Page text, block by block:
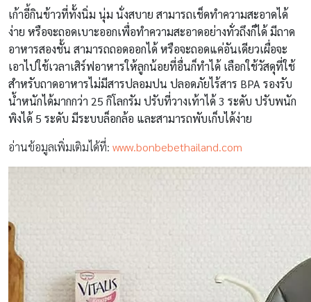
เก้าอี้กินข้าวที่ทั้งนิ่ม นุ่ม นั่งสบาย สามารถเช็ดทำความสะอาดได้
ง่าย หรือจะถอดเบาะออกเพื่อทำความสะอาดอย่างทั่วถึงก็ได้ มีถาด
อาหารสองชั้น สามารถถอดออกได้ หรือจะถอดแค่อันเดียวเผื่อจะ
เอาไปใช้เวลาเสิร์ฟอาหารให้ลูกน้อยที่อื่นก็ทำได้ เลือกใช้วัสดุที่ใช้
สำหรับถาดอาหารไม่มีสารปลอมปน ปลอดภัยไร้สาร BPA รองรับ
น้ำหนักได้มากกว่า 25 กิโลกรัม ปรับที่วางเท้าได้ 3 ระดับ ปรับพนัก
พิงได้ 5 ระดับ มีระบบล็อกล้อ และสามารถพับเก็บได้ง่าย
อ่านข้อมูลเพิ่มเติมได้ที่: www.bonbebethailand.com